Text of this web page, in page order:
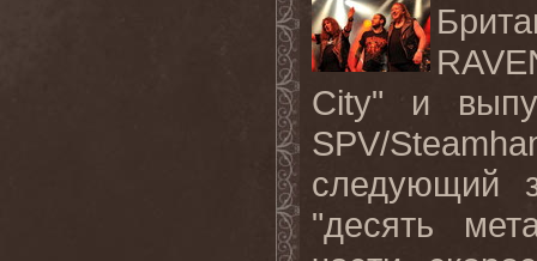
City" и
SPV/
следующий
"десять